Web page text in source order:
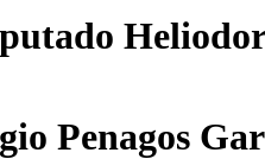
Penagos